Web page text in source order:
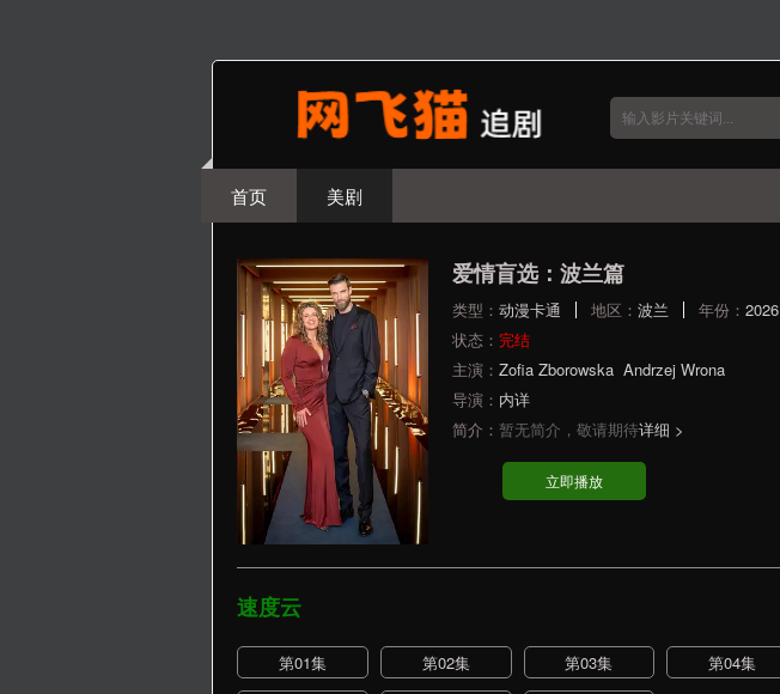
首页 美剧
爱情盲选：波兰篇
类型： 动漫卡通 地区： 波兰 年份： 2026
状态： 完结
主演： Zofia Zborowska Andrzej Wrona
导演： 内详
简介： 暂无简介，敬请期待详细 >
立即播放
速度云
第01集 第02集 第03集 第04集